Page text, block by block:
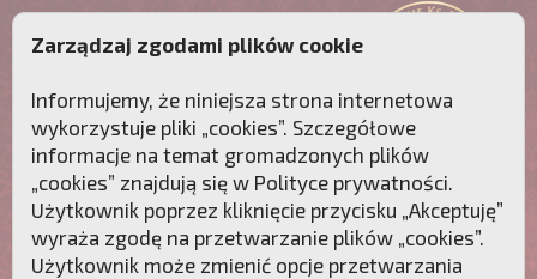
Zarządzaj zgodami plików cookie
Informujemy, że niniejsza strona internetowa
wykorzystuje pliki „cookies”. Szczegółowe
informacje na temat gromadzonych plików
„cookies” znajdują się w Polityce prywatności.
Użytkownik poprzez kliknięcie przycisku „Akceptuję”
wyraża zgodę na przetwarzanie plików „cookies”.
Użytkownik może zmienić opcje przetwarzania